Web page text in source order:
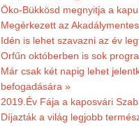
Öko-Bükkösd megnyitja a
Megérkezett az
Idén is lehet szavazni az év
Orfűn októberben is sok
Már csak két napig lehet
befogadására »
2019.Év Fája a kaposvári
Díjazták a világ legjobb